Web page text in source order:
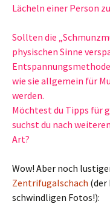
Lächeln einer Person
Sollten die
physischen Sinne
wie sie allgemein für
werden.
Möchtest du Tipps für
suchst du nach
Art?
Wow! Aber noch
Zentrifugalschach (der
schwindligen Fotos!):